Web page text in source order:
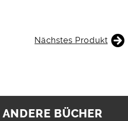
Nächstes Produkt
BÜCHER